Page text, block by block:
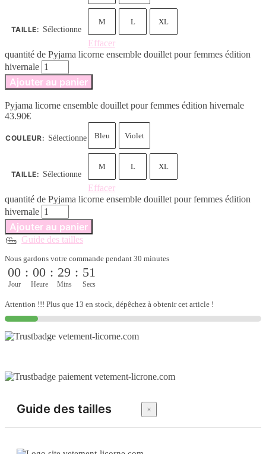
TAILLE: Sélectionne
M L XL
Effacer
quantité de Pyjama licorne ensemble douillet pour femmes édition
hivernale
Ajouter au panier
Pyjama licorne ensemble douillet pour femmes édition hivernale
43.90€
COULEUR: Sélectionne Bleu Violet
TAILLE: Sélectionne
M L XL
Effacer
quantité de Pyjama licorne ensemble douillet pour femmes édition
hivernale
Ajouter au panier
Guide des tailles
Nous gardons votre commande pendant 30 minutes
00
Jour
: 00
Heure
: 29
Mins
: 50
Secs
Attention !!! Plus que 13 en stock, dépêchez à obtenir cet article !
Guide des tailles